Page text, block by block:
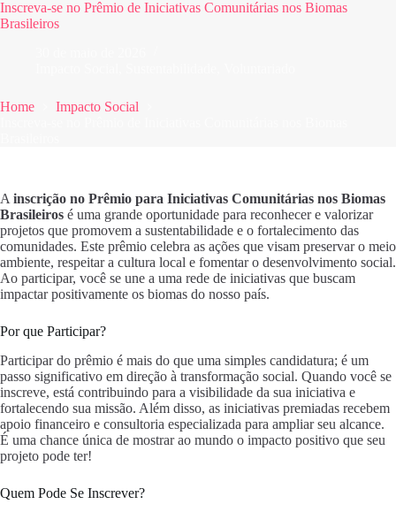
Inscreva-se no Prêmio de Iniciativas Comunitárias nos Biomas
Brasileiros
Home
Impacto Social
A inscrição no Prêmio para Iniciativas Comunitárias nos Biomas
Brasileiros é uma grande oportunidade para reconhecer e valorizar
projetos que promovem a sustentabilidade e o fortalecimento das
comunidades. Este prêmio celebra as ações que visam preservar o meio
ambiente, respeitar a cultura local e fomentar o desenvolvimento social.
Ao participar, você se une a uma rede de iniciativas que buscam
impactar positivamente os biomas do nosso país.
Por que Participar?
Participar do prêmio é mais do que uma simples candidatura; é um
passo significativo em direção à transformação social. Quando você se
inscreve, está contribuindo para a visibilidade da sua iniciativa e
fortalecendo sua missão. Além disso, as iniciativas premiadas recebem
apoio financeiro e consultoria especializada para ampliar seu alcance.
É uma chance única de mostrar ao mundo o impacto positivo que seu
projeto pode ter!
Quem Pode Se Inscrever?